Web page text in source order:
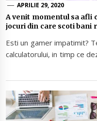
APRILIE 29, 2020
A venit momentul sa afli
jocuri din care scoti bani
Esti un gamer impatimit?
calculatorului, in timp ce